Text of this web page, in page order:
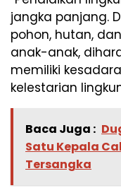
jangka panjang.
pohon, hutan,
anak-anak,
memiliki
kelestarian
Baca Juga :
Satu Kepala
Tersangka